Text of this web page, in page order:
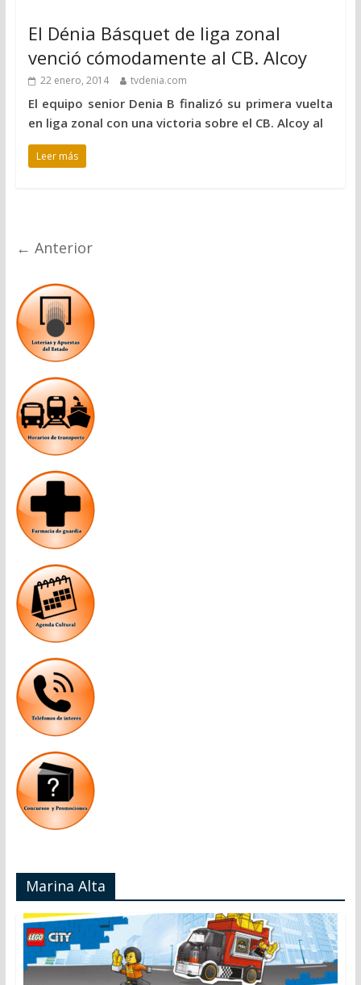
El Dénia Básquet de liga zonal
venció cómodamente al CB. Alcoy
22 enero, 2014 tvdenia.com
El equipo senior Denia B finalizó su primera vuelta
en liga zonal con una victoria sobre el CB. Alcoy al
Leer más
← Anterior
Marina Alta